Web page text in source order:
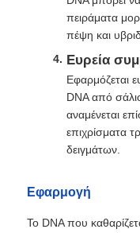
πειράματα
πέψη και
Ευρεία
Εφαρμόζεται
DNA από
αναμένεται
επιχρίσματα
δειγμάτων.
Εφαρμογή
Το DNA που